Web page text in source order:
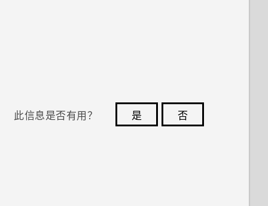
此信息是否有用？ 是
否